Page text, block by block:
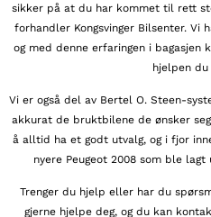
sikker på at du har kommet til rett
forhandler Kongsvinger Bilsenter. Vi
og med denne erfaringen i
hjelpen du
Vi er også del av Bertel O. Steen-
akkurat de bruktbilene de ønsker
å alltid ha et godt utvalg, og i fjor
nyere Peugeot 2008 som ble
Trenger du hjelp eller har du
gjerne hjelpe deg, og du kan